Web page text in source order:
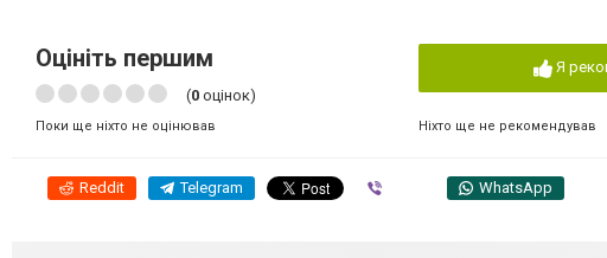
Оцініть першим
(0 оцінок)
Поки ще ніхто не оцінював
Я
Ніхто ще не рекомендував
Reddit Telegram WhatsApp